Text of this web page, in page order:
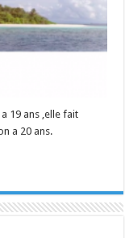
19 ans ,elle fait
a 20 ans.